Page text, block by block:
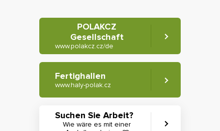
POLAKCZ
Gesellschaft
www.polakcz.cz/de
Fertighallen
www.haly-polak.cz
Suchen Sie Arbeit?
Wie wäre es mit einer